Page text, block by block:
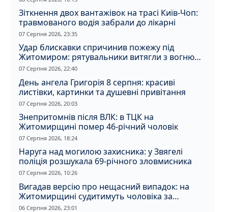
Зіткнення двох вантажівок на трасі Київ-Чоп:
травмованого водія забрали до лікарні
07 Серпня 2026, 23:35
Удар блискавки спричинив пожежу під
Житомиром: рятувальники витягли з вогню
кота
07 Серпня 2026, 22:40
День ангела Григорія 8 серпня: красиві
листівки, картинки та душевні привітання
07 Серпня 2026, 20:03
Знепритомнів після ВЛК: в ТЦК на
Житомирщині помер 46-річний чоловік
07 Серпня 2026, 18:24
Наруга над могилою захисника: у Звягелі
поліція розшукала 69-річного зловмисника
07 Серпня 2026, 10:26
Вигадав версію про нещасний випадок: на
Житомирщині судитимуть чоловіка за
вбивство співмешканки
06 Серпня 2026, 23:01